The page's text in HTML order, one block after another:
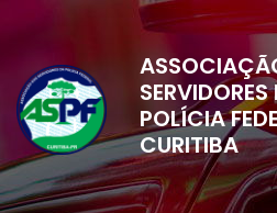
POLÍCIA
CURITIBA